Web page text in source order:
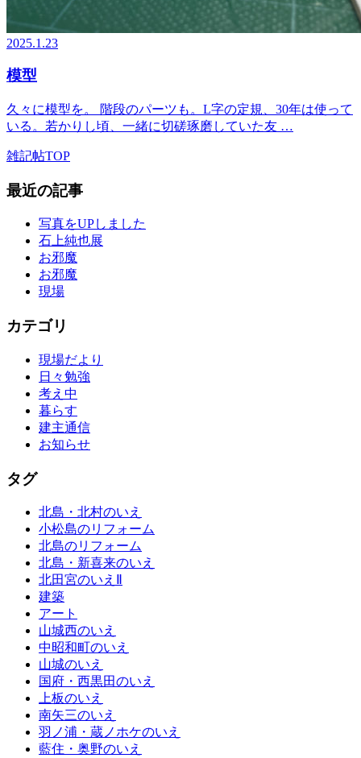
2025.1.23
模型
久々に模型を。 階段のパーツも。L字の定規、30年は使って
いる。若かりし頃、一緒に切磋琢磨していた友 …
雑記帖TOP
最近の記事
写真をUPしました
石上純也展
お邪魔
お邪魔
現場
カテゴリ
現場だより
日々勉強
考え中
暮らす
建主通信
お知らせ
タグ
北島・北村のいえ
小松島のリフォーム
北島のリフォーム
北島・新喜来のいえ
北田宮のいえⅡ
建築
アート
山城西のいえ
中昭和町のいえ
山城のいえ
国府・西黒田のいえ
上板のいえ
南矢三のいえ
羽ノ浦・蔵ノホケのいえ
藍住・奥野のいえ